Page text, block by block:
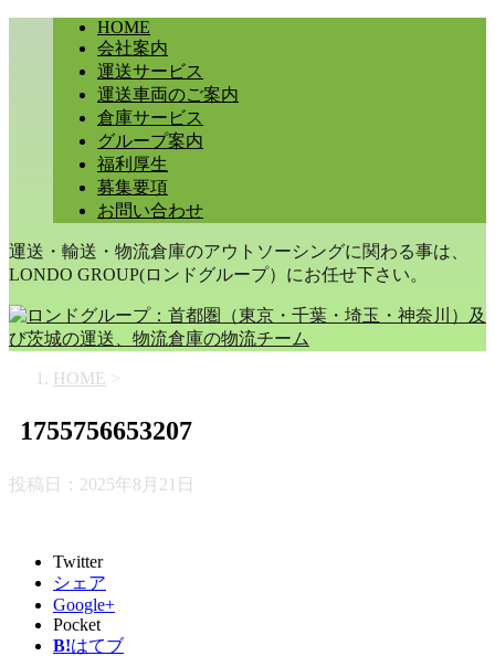
HOME
会社案内
運送サービス
運送車両のご案内
倉庫サービス
グループ案内
福利厚生
募集要項
お問い合わせ
運送・輸送・物流倉庫のアウトソーシングに関わる事は、
LONDO GROUP(ロンドグループ）にお任せ下さい。
HOME >
1755756653207
投稿日： 2025年8月21日
Twitter
シェア
Google+
Pocket
B!はてブ